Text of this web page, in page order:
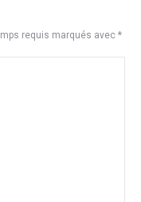
requis marqués avec *